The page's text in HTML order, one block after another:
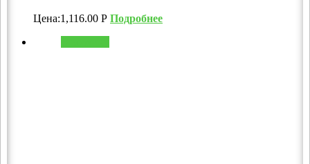
Цена:1,116.00 Р Подробнее